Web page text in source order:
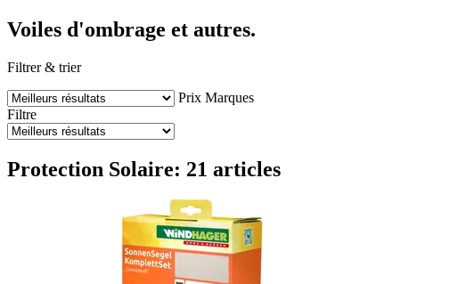
Voiles d'ombrage et autres.
Filtrer & trier
Prix Marques
Filtre
Protection Solaire: 21 articles